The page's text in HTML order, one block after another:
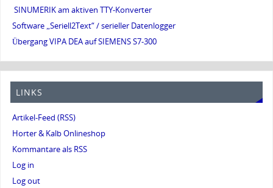
SINUMERIK am aktiven TTY-Konverter
Software „Seriell2Text“ / serieller Datenlogger
Übergang VIPA DEA auf SIEMENS S7-300
LINKS
Artikel-Feed (RSS)
Horter & Kalb Onlineshop
Kommantare als RSS
Log in
Log out